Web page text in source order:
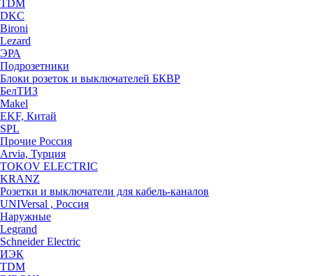
TDM
DKC
Bironi
Lezard
ЭРА
Подрозетники
Блоки розеток и выключателей БКВР
БелТИЗ
Makel
EKF, Китай
SPL
Прочие Россия
Arvia, Турция
TOKOV ELECTRIC
KRANZ
Розетки и выключатели для кабель-каналов
UNIVersal , Россия
Наружные
Legrand
Schneider Electric
ИЭК
TDM